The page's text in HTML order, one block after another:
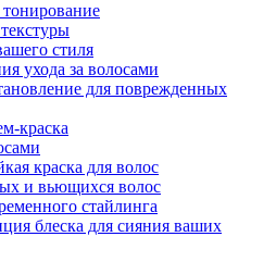
стиля
ухода за волосами
для поврежденных
краска
краска для волос
и вьющихся волос
стайлинга
блеска для сияния ваших